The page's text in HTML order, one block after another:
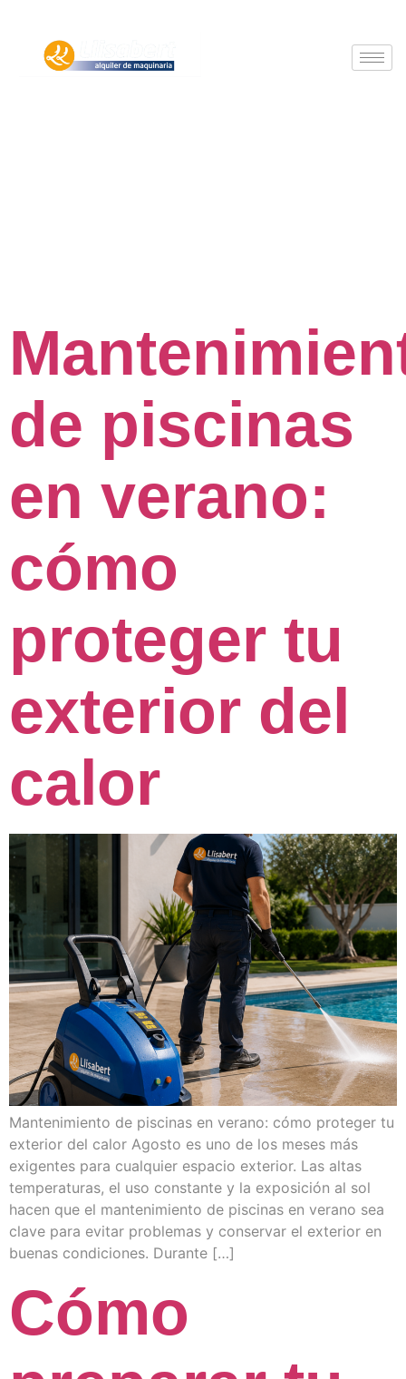
de piscinas
en verano:
cómo
proteger tu
exterior del
calor
Mantenimiento de piscinas en verano: cómo proteger tu
exterior del calor Agosto es uno de los meses más
exigentes para cualquier espacio exterior. Las altas
temperaturas, el uso constante y la exposición al sol
hacen que el mantenimiento de piscinas en verano sea
clave para evitar problemas y conservar el exterior en
buenas condiciones. Durante […]
Cómo